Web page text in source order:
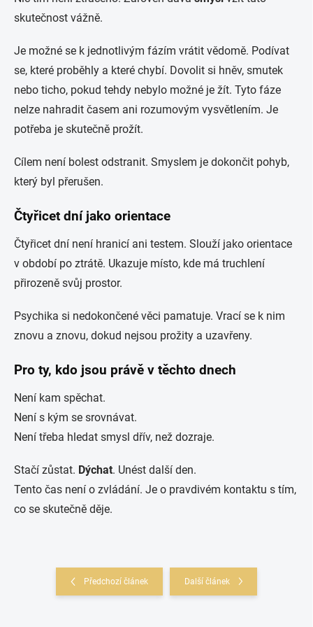
skutečnost vážně.
Je možné se k jednotlivým fázím vrátit vědomě. Podívat
se, které proběhly a které chybí. Dovolit si hněv, smutek
nebo ticho, pokud tehdy nebylo možné je žít. Tyto fáze
nelze nahradit časem ani rozumovým vysvětlením. Je
potřeba je skutečně prožít.
Cílem není bolest odstranit. Smyslem je dokončit pohyb,
který byl přerušen.
Čtyřicet dní jako orientace
Čtyřicet dní není hranicí ani testem. Slouží jako orientace
v období po ztrátě. Ukazuje místo, kde má truchlení
přirozeně svůj prostor.
Psychika si nedokončené věci pamatuje. Vrací se k nim
znovu a znovu, dokud nejsou prožity a uzavřeny.
Pro ty, kdo jsou právě v těchto dnech
Není kam spěchat.
Není s kým se srovnávat.
Není třeba hledat smysl dřív, než dozraje.
Stačí zůstat. Dýchat. Unést další den.
Tento čas není o zvládání. Je o pravdivém kontaktu s tím,
co se skutečně děje.
Předchozí článek Další článek